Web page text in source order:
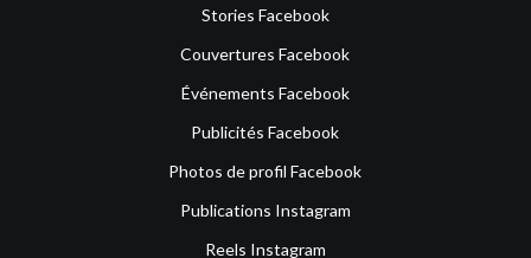
Stories Facebook
Couvertures Facebook
Événements Facebook
Publicités Facebook
Photos de profil Facebook
Publications Instagram
Reels Instagram